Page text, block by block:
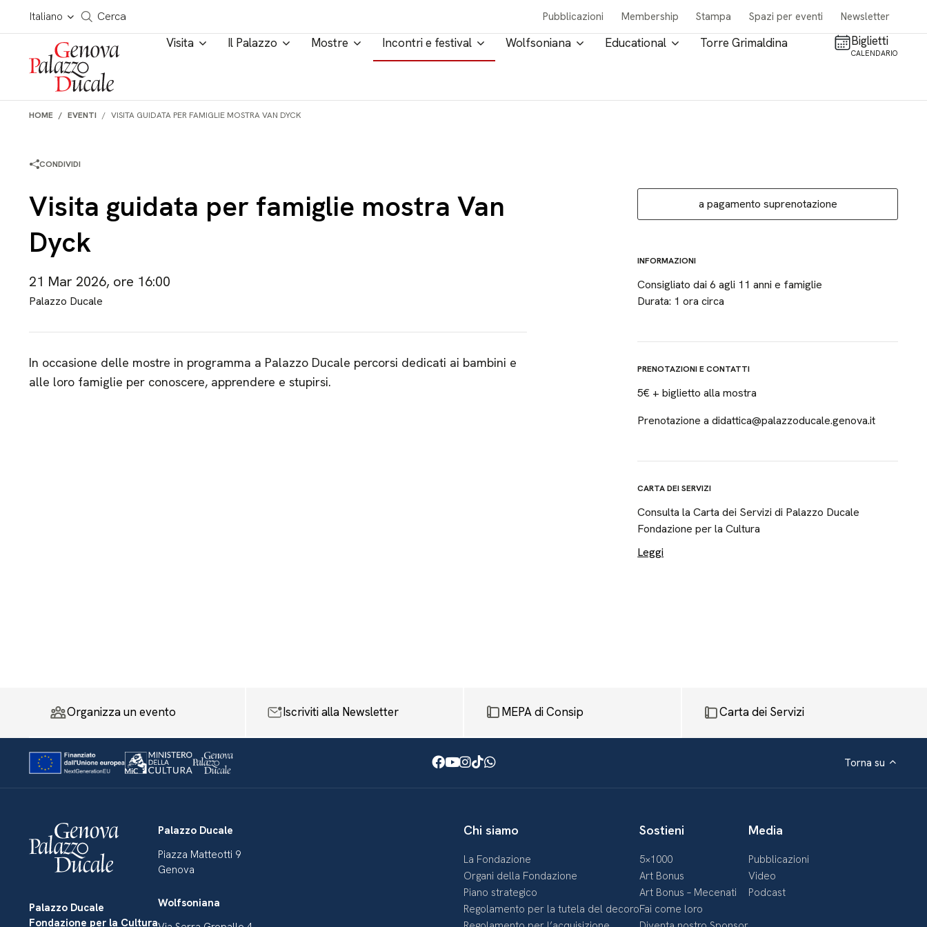
Salta al contenuto
Italiano
Cerca in tutto il sito
Cerca Pubblicazioni Membership Stampa Spazi per eventi Newsletter
Visita Il Palazzo Mostre Incontri e festival Wolfsoniana Educational Torre Grimaldina Biglietti
CALENDARIO
HOME EVENTI VISITA GUIDATA PER FAMIGLIE MOSTRA VAN DYCK
CONDIVIDI
Visita guidata per famiglie mostra Van
Dyck
21 Mar 2026, ore 16:00
Palazzo Ducale
In occasione delle mostre in programma a Palazzo Ducale percorsi dedicati ai bambini e
alle loro famiglie per conoscere, apprendere e stupirsi.
a pagamento suprenotazione
INFORMAZIONI
Consigliato dai 6 agli 11 anni e famiglie
Durata: 1 ora circa
PRENOTAZIONI E CONTATTI
5€ + biglietto alla mostra
Prenotazione a didattica@palazzoducale.genova.it
CARTA DEI SERVIZI
Consulta la Carta dei Servizi di Palazzo Ducale
Fondazione per la Cultura
Leggi
Organizza un evento Iscriviti alla Newsletter MEPA di Consip Carta dei Servizi
Facebook
Youtube
Instagram
TikTok
WhatsApp Torna su
Palazzo Ducale
Fondazione per la Cultura
Palazzo Ducale
Piazza Matteotti 9
Genova
Wolfsoniana
Chi siamo
La Fondazione
Organi della Fondazione
Piano strategico
Regolamento per la tutela del decoro
Sostieni
5×1000
Art Bonus
Art Bonus – Mecenati
Fai come loro
Media
Pubblicazioni
Video
Podcast